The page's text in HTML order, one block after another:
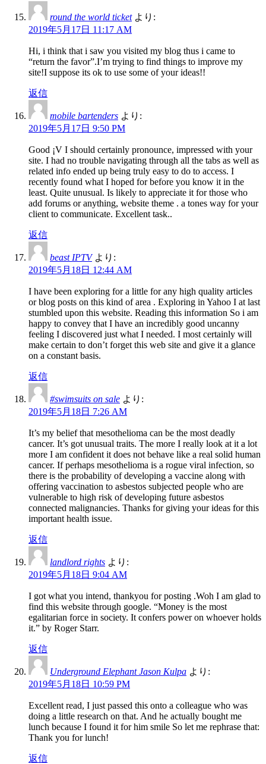
round the world ticket より:
2019年5月17日 11:17 AM
Hi, i think that i saw you visited my blog thus i came to
“return the favor”.I’m trying to find things to improve my
site!I suppose its ok to use some of your ideas!!
返信
mobile bartenders より:
2019年5月17日 9:50 PM
Good ¡V I should certainly pronounce, impressed with your
site. I had no trouble navigating through all the tabs as well as
related info ended up being truly easy to do to access. I
recently found what I hoped for before you know it in the
least. Quite unusual. Is likely to appreciate it for those who
add forums or anything, website theme . a tones way for your
client to communicate. Excellent task..
返信
beast IPTV より:
2019年5月18日 12:44 AM
I have been exploring for a little for any high quality articles
or blog posts on this kind of area . Exploring in Yahoo I at last
stumbled upon this website. Reading this information So i am
happy to convey that I have an incredibly good uncanny
feeling I discovered just what I needed. I most certainly will
make certain to don’t forget this web site and give it a glance
on a constant basis.
返信
#swimsuits on sale より:
2019年5月18日 7:26 AM
It’s my belief that mesothelioma can be the most deadly
cancer. It’s got unusual traits. The more I really look at it a lot
more I am confident it does not behave like a real solid human
cancer. If perhaps mesothelioma is a rogue viral infection, so
there is the probability of developing a vaccine along with
offering vaccination to asbestos subjected people who are
vulnerable to high risk of developing future asbestos
connected malignancies. Thanks for giving your ideas for this
important health issue.
返信
landlord rights より:
2019年5月18日 9:04 AM
I got what you intend, thankyou for posting .Woh I am glad to
find this website through google. “Money is the most
egalitarian force in society. It confers power on whoever holds
it.” by Roger Starr.
返信
Underground Elephant Jason Kulpa より:
2019年5月18日 10:59 PM
Excellent read, I just passed this onto a colleague who was
doing a little research on that. And he actually bought me
lunch because I found it for him smile So let me rephrase that:
Thank you for lunch!
返信